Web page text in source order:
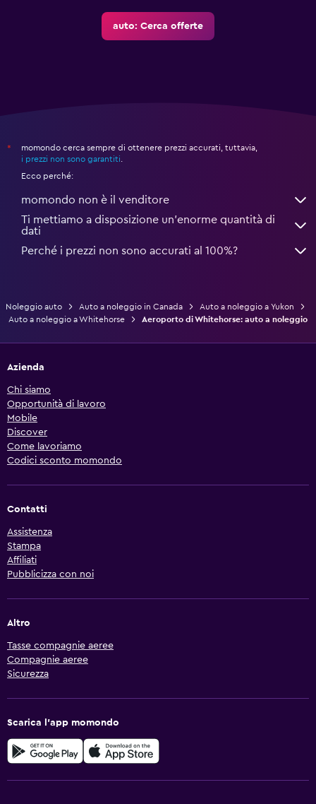
auto: Cerca offerte
*
momondo cerca sempre di ottenere prezzi accurati, tuttavia,
i prezzi non sono garantiti.
Ecco perché:
momondo non è il venditore
Ti mettiamo a disposizione un’enorme quantità di
dati
Perché i prezzi non sono accurati al 100%?
Noleggio auto Auto a noleggio in Canada
Auto a noleggio a Yukon
Auto a noleggio a Whitehorse
Aeroporto di Whitehorse: auto a noleggio
Azienda
Chi siamo
Opportunità di lavoro
Mobile
Discover
Come lavoriamo
Codici sconto momondo
Contatti
Assistenza
Stampa
Affiliati
Pubblicizza con noi
Altro
Tasse compagnie aeree
Compagnie aeree
Sicurezza
Scarica l'app momondo